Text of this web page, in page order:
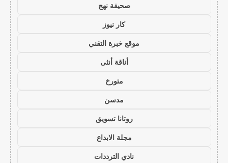
صحيفة نهج
كار نيوز
موقع خبرة التقني
أناقة أنثى
متورخ
مدسن
روتانا تسويق
مجلة الابداع
نادي الترددات